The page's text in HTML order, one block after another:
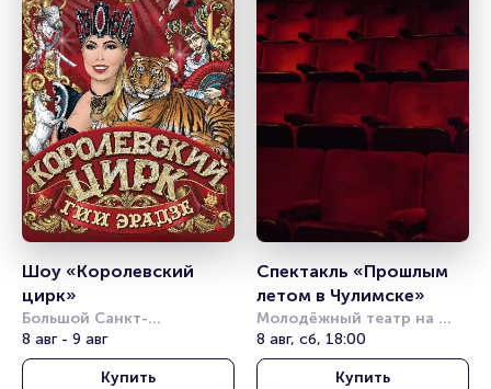
Шоу «Королевский
цирк»
Большой Санкт-
Петербургский
государственный цирк
8 авг - 9 авг
Купить
Спектакль «Прошлым
летом в Чулимске»
Молодёжный театр на
Фонтанке
8 авг, сб, 18:00
Купить